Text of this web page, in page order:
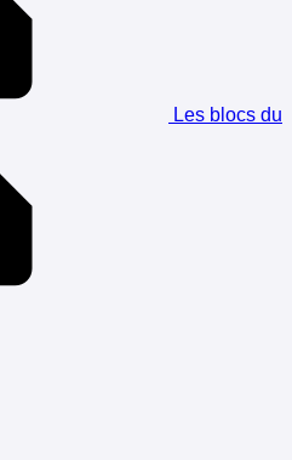
Les blocs du